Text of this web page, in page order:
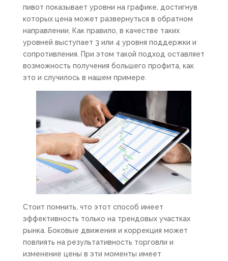
пивот показывает уровни на графике, достигнув
которых цена может развернуться в обратном
направлении. Как правило, в качестве таких
уровней выступает 3 или 4 уровня поддержки и
сопротивления. При этом такой подход оставляет
возможность получения большего профита, как
это и случилось в нашем примере.
Стоит помнить, что этот способ имеет
эффективность только на трендовых участках
рынка. Боковые движения и коррекция может
повлиять на результативность торговли и
изменение цены в эти моменты имеет